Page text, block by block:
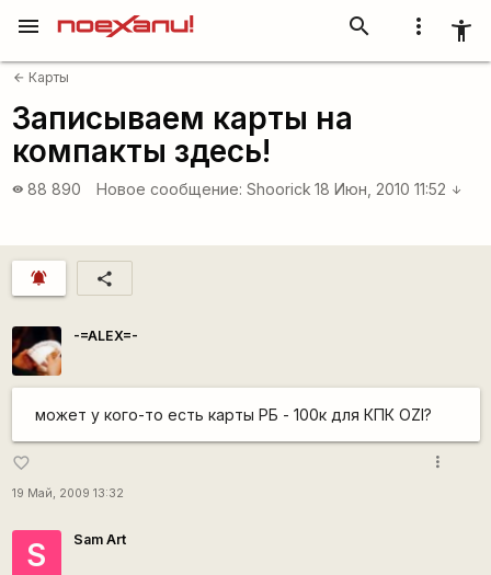
more_vert accessibility_new
search
menu
arrow_back Карты
Записываем карты на
компакты здесь!
visibility 88 890 Новое сообщение: Shoorick 18 Июн, 2010 11:52 arrow_downward
notifications_active share
-=ALEX=-
может у кого-то есть карты РБ - 100к для КПК OZI?
favorite_border
19 Май, 2009 13:32
more_vert
S Sam Art